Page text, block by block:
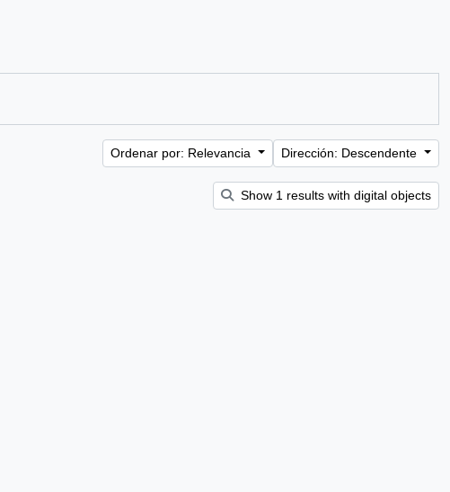
Ordenar por: Relevancia Dirección: Descendente
Show 1 results with digital objects